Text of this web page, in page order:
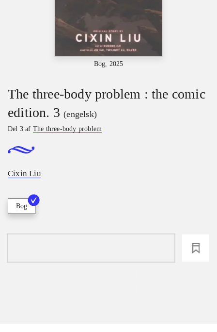
Bog, 2025
The three-body problem : the comic
edition. 3 (engelsk)
Del 3 af The three-body problem
Cixin Liu
Bog